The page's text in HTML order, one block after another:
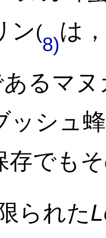
ン(
8)
は
るマ
ッシュ
存でも
られた